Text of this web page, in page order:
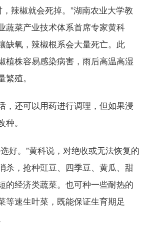
辣椒就会死掉。”湖南农业大学教
蔬菜产业技术体系首席专家黄科
缺氧，辣椒根系会大量死亡。此
植株容易感染病害，雨后高温高湿
殖。
还可以用药进行调理，但如果浸
。
。”黄科说，对绝收或无法恢复的
杀，抢种豇豆、四季豆、黄瓜、甜
的经济类蔬菜。也可种一些耐热的
等速生叶菜，既能保证生育期足